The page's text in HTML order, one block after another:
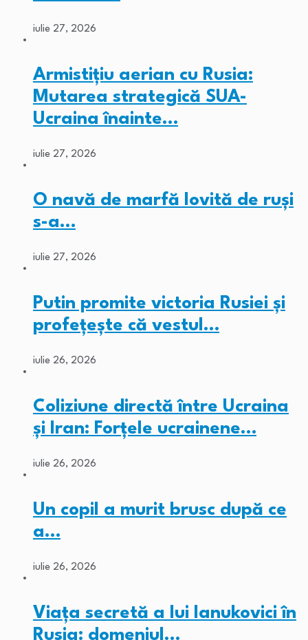
iulie 27, 2026
Armistițiu aerian cu Rusia:
Mutarea strategică SUA-
Ucraina înainte…
iulie 27, 2026
O navă de marfă lovită de ruși
s-a…
iulie 27, 2026
Putin promite victoria Rusiei și
profețește că vestul…
iulie 26, 2026
Coliziune directă între Ucraina
și Iran: Forțele ucrainene…
iulie 26, 2026
Un copil a murit brusc după ce
a…
iulie 26, 2026
Viața secretă a lui Ianukovici în
Rusia: domeniul…